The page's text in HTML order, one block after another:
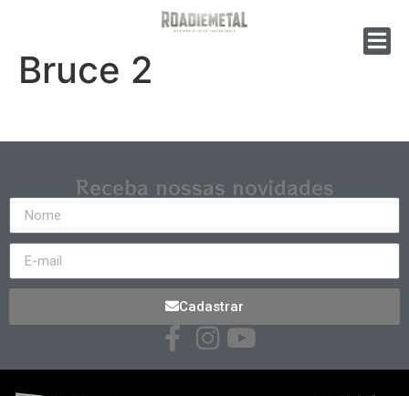
Bruce 2
Receba nossas novidades
Cadastrar